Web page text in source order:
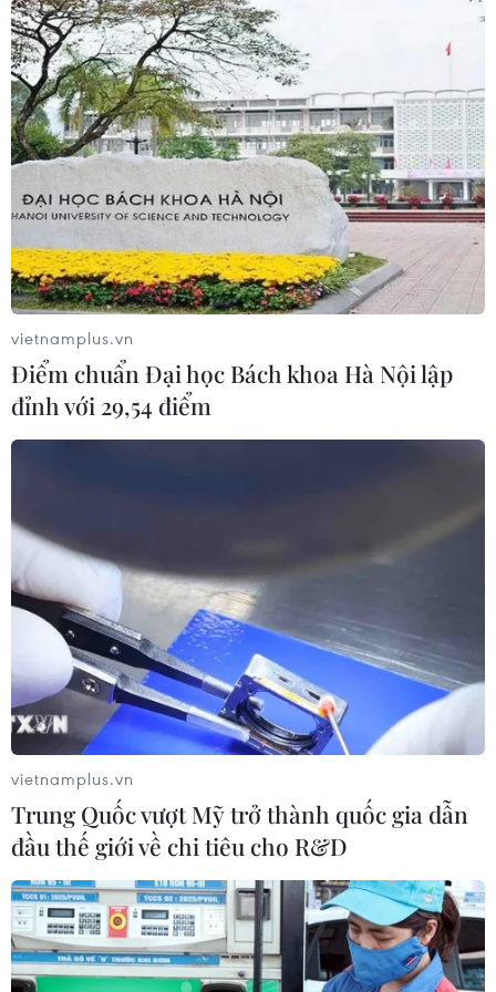
Kinh tế khu vực châu Âu ít nguy cơ rủi ro
hơn so với kinh tế Mỹ
Giới phân tích quan ngại kế hoạch kích thích kinh tế trị
giá 1.900 tỷ USD vừa được Hạ viện Mỹ thông qua sẽ
khiến nền kinh tế này phát triển quá “nóng” trong khi
châu Âu không có nguy cơ lạm phát.
vietnamplus.vn
Điểm chuẩn Đại học Bách khoa Hà Nội lập
đỉnh với 29,54 điểm
vietnamplus.vn
Trung Quốc vượt Mỹ trở thành quốc gia dẫn
đầu thế giới về chi tiêu cho R&D